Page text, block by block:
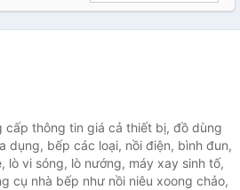
cấp thông tin giá cả thiết bị, đồ dùng
dụng, bếp các loại, nồi điện, bình đun,
lò vi sóng, lò nướng, máy xay sinh tố,
cụ nhà bếp như nồi niêu xoong chảo,